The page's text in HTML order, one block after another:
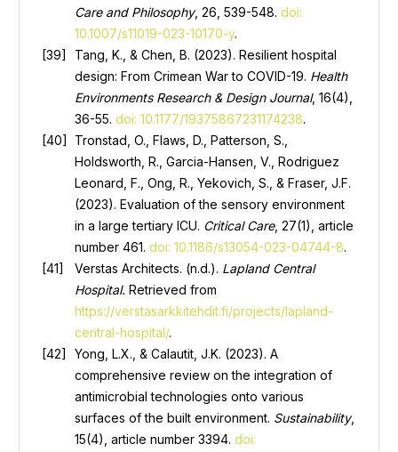
Care and Philosophy, 26, 539-548. doi:
10.1007/s11019-023-10170-y.
Tang, K., & Chen, B. (2023). Resilient hospital
design: From Crimean War to COVID-19. Health
Environments Research & Design Journal, 16(4),
36-55. doi: 10.1177/19375867231174238.
Tronstad, O., Flaws, D., Patterson, S.,
Holdsworth, R., Garcia-Hansen, V., Rodriguez
Leonard, F., Ong, R., Yekovich, S., & Fraser, J.F.
(2023). Evaluation of the sensory environment
in a large tertiary ICU. Critical Care, 27(1), article
number 461. doi: 10.1186/s13054-023-04744-8.
Verstas Architects. (n.d.). Lapland Central
Hospital. Retrieved from
https://verstasarkkitehdit.fi/projects/lapland-
central-hospital/.
Yong, L.X., & Calautit, J.K. (2023). A
comprehensive review on the integration of
antimicrobial technologies onto various
surfaces of the built environment. Sustainability,
15(4), article number 3394. doi: